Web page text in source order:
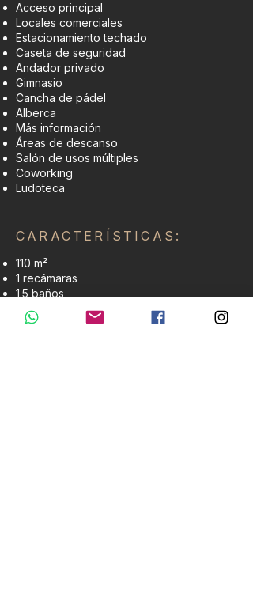
Acceso principal
Locales comerciales
Estacionamiento techado
Caseta de seguridad
Andador privado
Gimnasio
Cancha de pádel
Alberca
Más información
Áreas de descanso
Salón de usos múltiples
Coworking
Ludoteca
CARACTERÍSTICAS:
110 m²
1 recámaras
1.5 baños
Distribución en dos niveles
Cuarto de lavado